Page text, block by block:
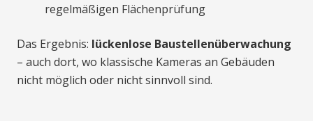
regelmäßigen Flächenprüfung
Das Ergebnis: lückenlose Baustellenüberwachung
– auch dort, wo klassische Kameras an Gebäuden
nicht möglich oder nicht sinnvoll sind.